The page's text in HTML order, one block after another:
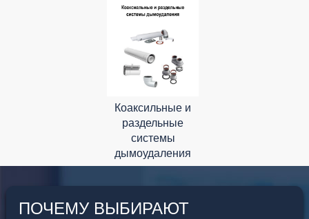
Коаксильные и
раздельные
системы
дымоудаления
ПОЧЕМУ ВЫБИРАЮТ